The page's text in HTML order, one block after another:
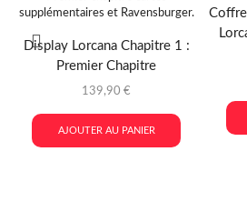
Display Lorcana Chapitre 1 :
Premier Chapitre
139,90 €
AJOUTER AU PANIER